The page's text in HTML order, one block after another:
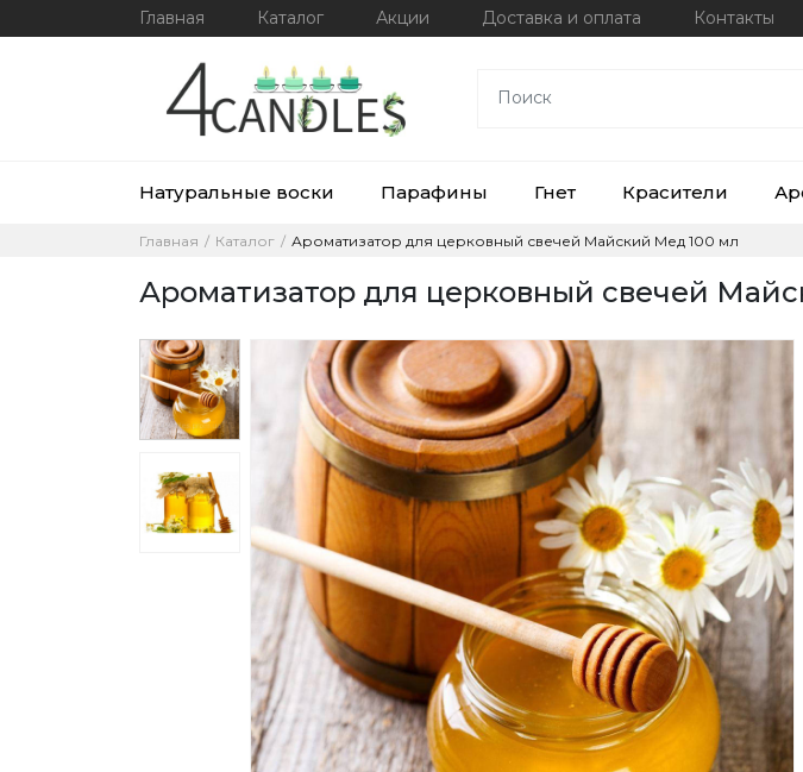
Главная Каталог Акции Доставка и оплата Контакты
Натуральные воски Парафины Гнет Красители
Главная Каталог Ароматизатор для церковный свечей Майский Мед 100 мл
Ароматизатор для церковный свечей